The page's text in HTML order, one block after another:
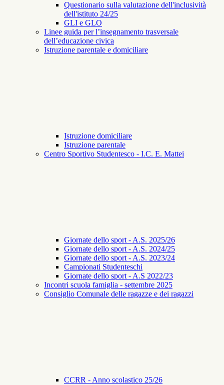
Questionario sulla valutazione dell'inclusività
dell'istituto 24/25
GLI e GLO
Linee guida per l’insegnamento trasversale
dell’educazione civica
Istruzione parentale e domiciliare
Istruzione domiciliare
Istruzione parentale
Centro Sportivo Studentesco - I.C. E. Mattei
Giornate dello sport - A.S. 2025/26
Giornate dello sport - A.S. 2024/25
Giornate dello sport - A.S. 2023/24
Campionati Studenteschi
Giornate dello sport - A.S 2022/23
Incontri scuola famiglia - settembre 2025
Consiglio Comunale delle ragazze e dei ragazzi
CCRR - Anno scolastico 25/26